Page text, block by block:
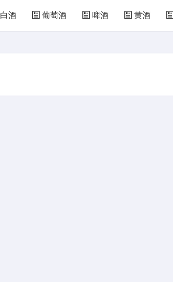
白酒 葡萄酒 啤酒 黄酒